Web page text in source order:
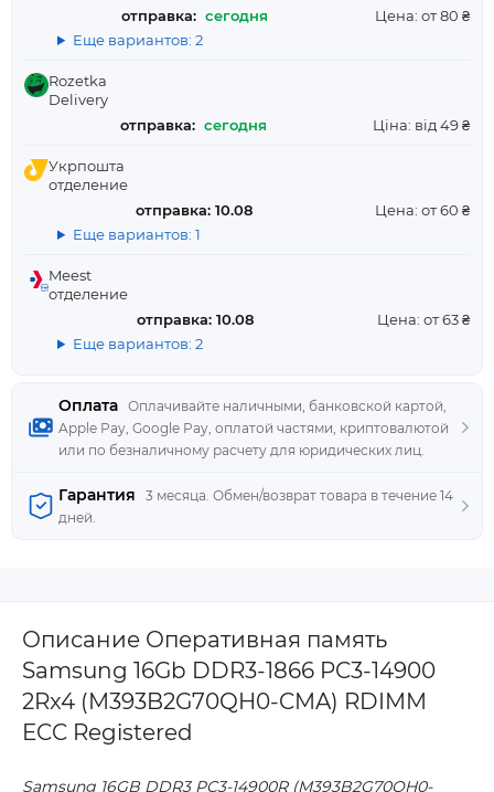
Оплата Оплачивайте наличными, банковской картой,
Apple Pay, Google Pay, оплатой частями, криптовалютой
или по безналичному расчету для юридических лиц.
отправка: сегодня
Цена: от 80 ₴
Еще вариантов: 2
Rozetka
Delivery
отправка: сегодня Ціна: від 49 ₴
Укрпошта
отделение
отправка: 10.08
Цена: от 60 ₴
Еще вариантов: 1
Meest
отделение
отправка: 10.08
Цена: от 63 ₴
Еще вариантов: 2
Гарантия
3 месяца. Обмен/возврат товара в течение 14
дней.
Описание Оперативная память
Samsung 16Gb DDR3-1866 PC3-14900
2Rx4 (M393B2G70QH0-CMA) RDIMM
ECC Registered
Samsung 16GB DDR3 PC3-14900R (M393B2G70QH0-